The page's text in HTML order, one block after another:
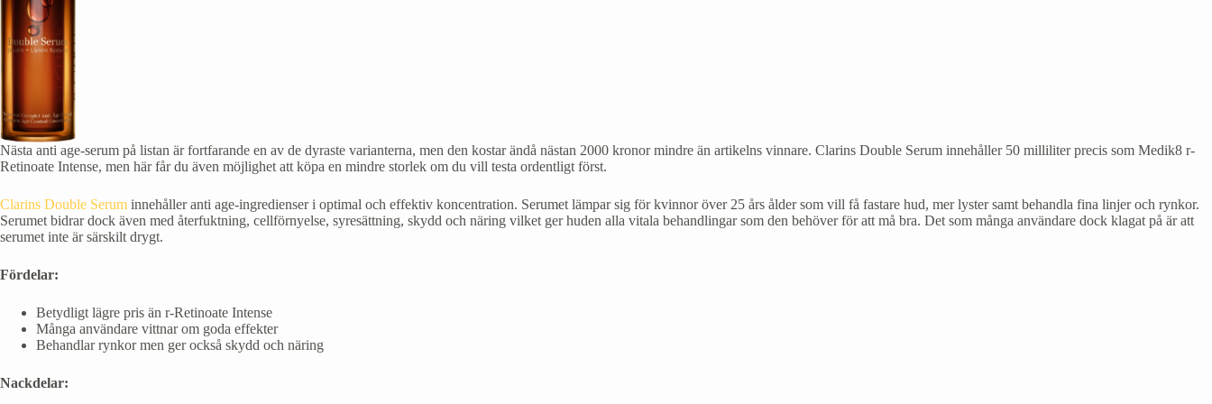
Nästa anti age-serum på listan är fortfarande en av de dyraste varianterna, men den kostar ändå nästan 2000 kronor mindre än artikelns vinnare. Clarins Double Serum innehåller 50 milliliter precis som Medik8 r-
Retinoate Intense, men här får du även möjlighet att köpa en mindre storlek om du vill testa ordentligt först.
Clarins Double Serum innehåller anti age-ingredienser i optimal och effektiv koncentration. Serumet lämpar sig för kvinnor över 25 års ålder som vill få fastare hud, mer lyster samt behandla fina linjer och rynkor.
Serumet bidrar dock även med återfuktning, cellförnyelse, syresättning, skydd och näring vilket ger huden alla vitala behandlingar som den behöver för att må bra. Det som många användare dock klagat på är att
serumet inte är särskilt drygt.
Fördelar:
Betydligt lägre pris än r-Retinoate Intense
Många användare vittnar om goda effekter
Behandlar rynkor men ger också skydd och näring
Nackdelar: